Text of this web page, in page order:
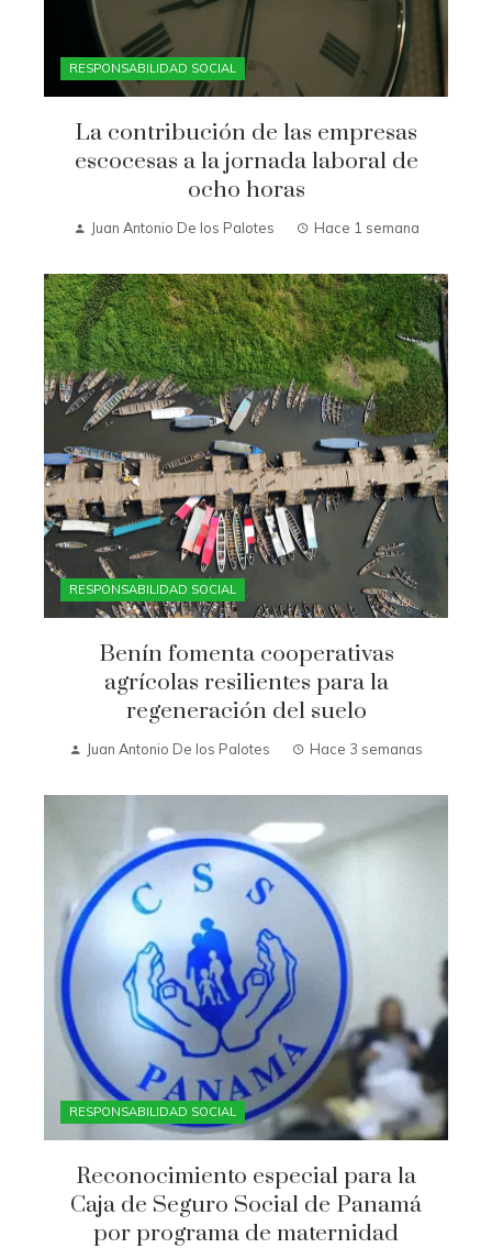
RESPONSABILIDAD SOCIAL
La contribución de las empresas
escocesas a la jornada laboral de
ocho horas
Juan Antonio De los Palotes Hace 1 semana
RESPONSABILIDAD SOCIAL
Benín fomenta cooperativas
agrícolas resilientes para la
regeneración del suelo
Juan Antonio De los Palotes Hace 3 semanas
RESPONSABILIDAD SOCIAL
Reconocimiento especial para la
Caja de Seguro Social de Panamá
por programa de maternidad